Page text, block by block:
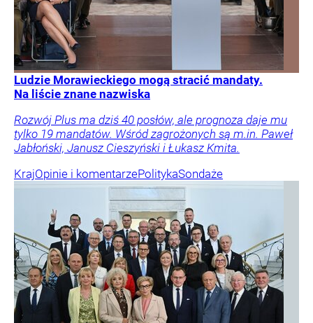
Ludzie Morawieckiego mogą stracić mandaty.
Na liście znane nazwiska
Rozwój Plus ma dziś 40 posłów, ale prognoza daje mu
tylko 19 mandatów. Wśród zagrożonych są m.in. Paweł
Jabłoński, Janusz Cieszyński i Łukasz Kmita.
KrajOpinie i komentarzePolitykaSondaże